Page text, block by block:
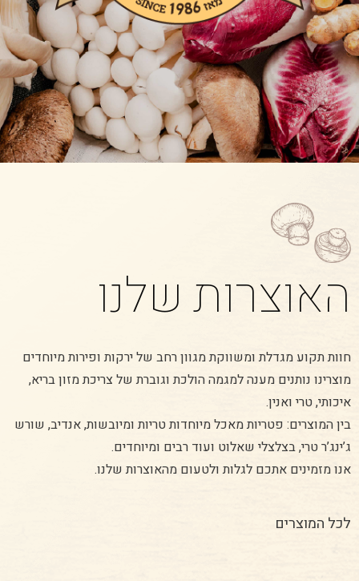
האוצרות שלנו
חוות תקוע מגדלת ומשווקת מגוון רחב של ירקות ופירות מיוחדים
מוצרינו נותנים מענה למגמה הולכת וגוברת של צריכת מזון בריא,
איכותי, טרי ואנין.
בין המוצרים: פטריות מאכל מיוחדות טריות ומיובשות, אנדיב, שורש
ג’ינג’ר טרי, בצלצלי שאלוט ועוד רבים ומיוחדים.
אנו מזמינים אתכם לגלות ולטעום מהאוצרות שלנו.
לכל המוצרים